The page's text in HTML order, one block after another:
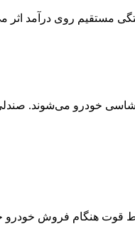
مستقیم روی درآمد
شاسی خودرو می‌شوند.
قوت هنگام فروش